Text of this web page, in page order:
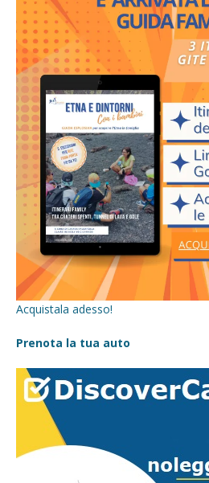
Acquistala adesso!
Prenota la tua auto